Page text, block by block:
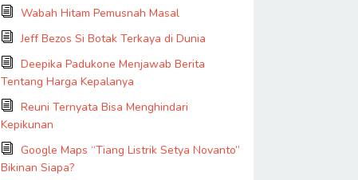
Wabah Hitam Pemusnah Masal
Jeff Bezos Si Botak Terkaya di Dunia
Deepika Padukone Menjawab Berita
Tentang Harga Kepalanya
Reuni Ternyata Bisa Menghindari
Kepikunan
Google Maps “Tiang Listrik Setya Novanto”
Bikinan Siapa?